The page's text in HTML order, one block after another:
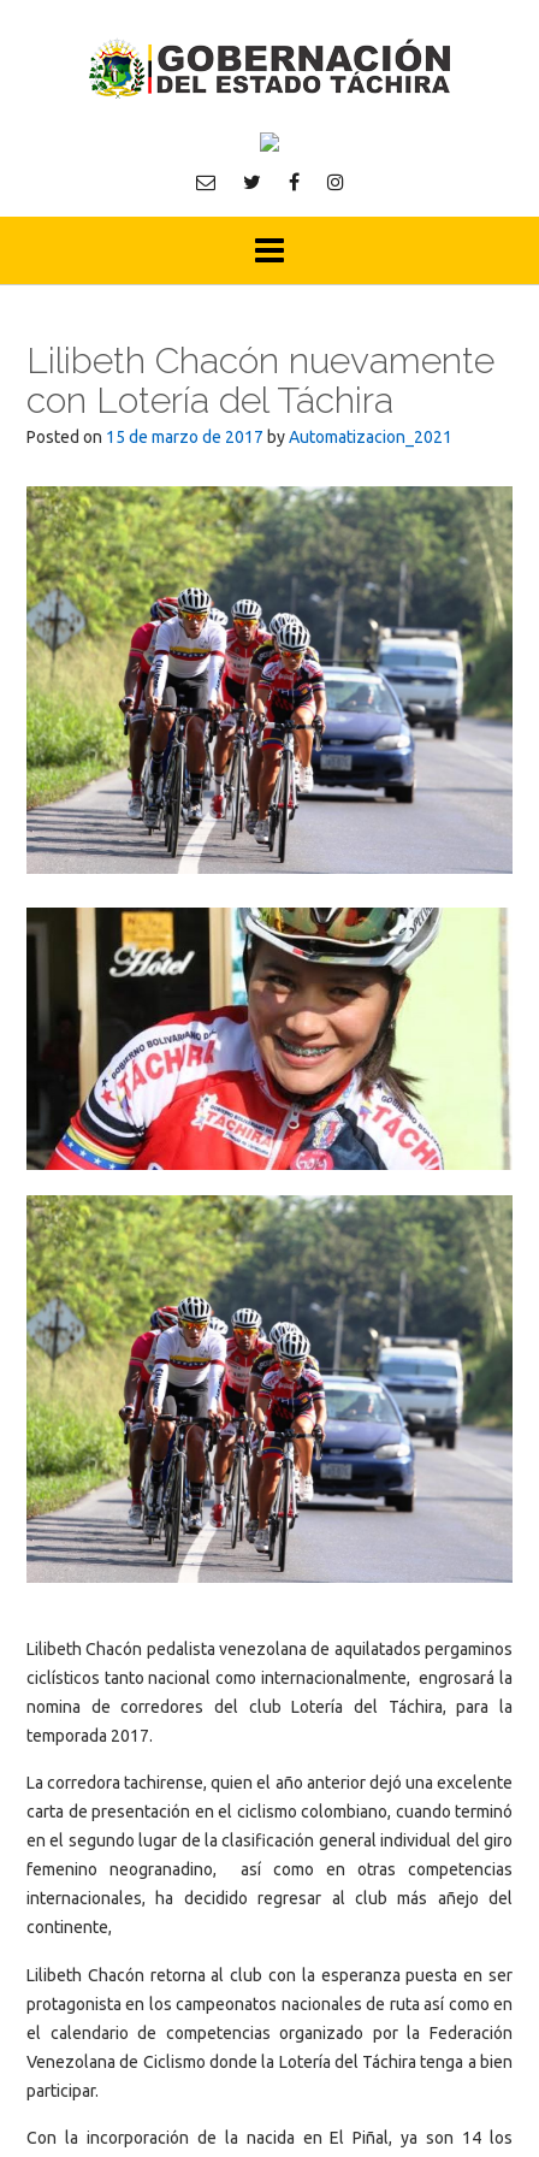
Lilibeth Chacón nuevamente
con Lotería del Táchira
Posted on 15 de marzo de 2017 byAutomatizacion_2021
Lilibeth Chacón pedalista venezolana de aquilatados pergaminos
ciclísticos tanto nacional como internacionalmente, engrosará la
nomina de corredores del club Lotería del Táchira, para la
temporada 2017.
La corredora tachirense, quien el año anterior dejó una excelente
carta de presentación en el ciclismo colombiano, cuando terminó
en el segundo lugar de la clasificación general individual del giro
femenino neogranadino, así como en otras competencias
internacionales, ha decidido regresar al club más añejo del
continente,
Lilibeth Chacón retorna al club con la esperanza puesta en ser
protagonista en los campeonatos nacionales de ruta así como en
el calendario de competencias organizado por la Federación
Venezolana de Ciclismo donde la Lotería del Táchira tenga a bien
participar.
Con la incorporación de la nacida en El Piñal, ya son 14 los